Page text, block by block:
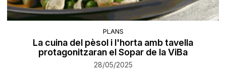
PLANS
La cuina del pèsol i l'horta amb tavella
protagonitzaran el Sopar de la ViBa
28/05/2025